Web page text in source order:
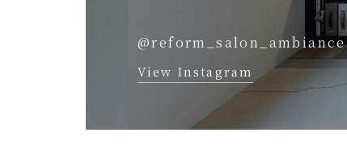
@reform_salon_ambiance
View Instagram